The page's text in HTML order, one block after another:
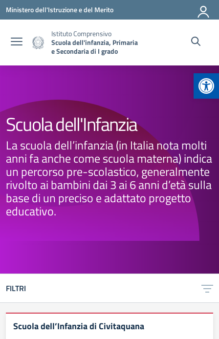
Vai ai contenuti
Vai al menu di navigazione
Vai al footer
Ministero dell'Istruzione e del Merito
Istituto Comprensivo
Scuola dell'infanzia, Primaria
e Secondaria di I grado
Scuola dell'Infanzia
La scuola dell’infanzia (in Italia nota molti
anni fa anche come scuola materna) indica
un percorso pre-scolastico, generalmente
rivolto ai bambini dai 3 ai 6 anni d’età sulla
base di un preciso e adattato progetto
educativo.
FILTRI
Scuola dell’Infanzia di Civitaquana